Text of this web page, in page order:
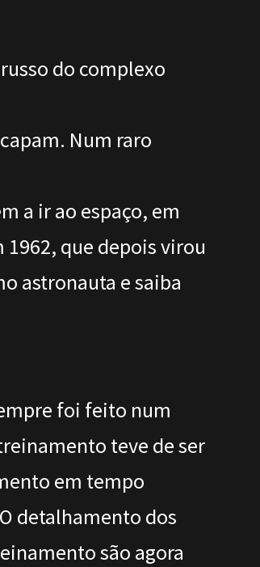
do complexo
Num raro
a ir ao espaço, em
que depois virou
astronauta e saiba
foi feito num
teve de ser
em tempo
detalhamento dos
são agora